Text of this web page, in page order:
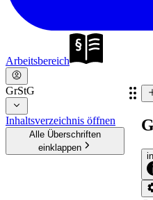
Arbeitsbereich
GrStG
Inhaltsverzeichnis öffnen
Alle Überschriften
einklappen